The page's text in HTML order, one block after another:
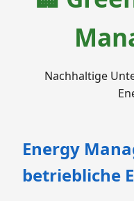
Nachhaltige
Energy
betriebliche